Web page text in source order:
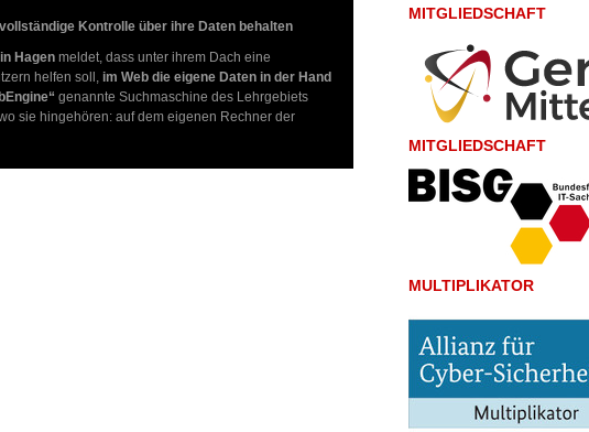
Kontrolle über ihre Daten behalten
Hagen meldet, dass unter ihrem Dach eine
helfen soll, im Web die eigene Daten in der Hand
genannte Suchmaschine des Lehrgebiets
sie hingehören: auf dem eigenen Rechner der
MITGLIEDSCHAFT
MITGLIEDSCHAFT
MULTIPLIKATOR